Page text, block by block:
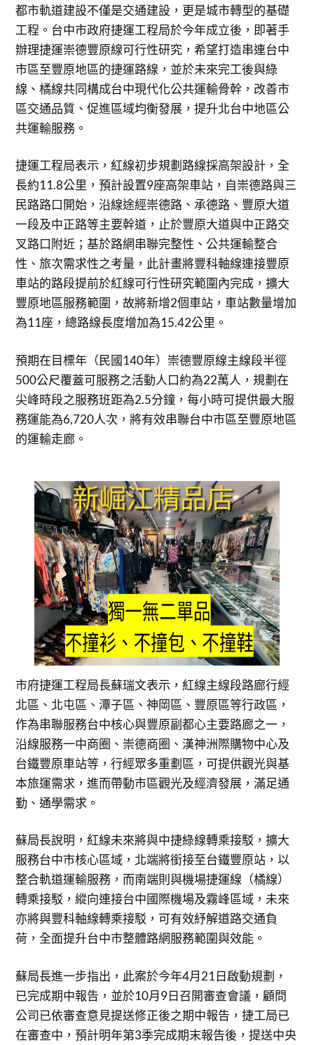
都市軌道建設不僅是交通建設，更是城市轉型的基礎
工程。台中市政府捷運工程局於今年成立後，即著手
辦理捷運崇德豐原線可行性研究，希望打造串連台中
市區至豐原地區的捷運路線，並於未來完工後與綠
線、橘線共同構成台中現代化公共運輸骨幹，改善市
區交通品質、促進區域均衡發展，提升北台中地區公
共運輸服務。
捷運工程局表示，紅線初步規劃路線採高架設計，全
長約11.8公里，預計設置9座高架車站，自崇德路與三
民路路口開始，沿線途經崇德路、承德路、豐原大道
一段及中正路等主要幹道，止於豐原大道與中正路交
叉路口附近；基於路網串聯完整性、公共運輸整合
性、旅次需求性之考量，此計畫將豐科軸線連接豐原
車站的路段提前於紅線可行性研究範圍內完成，擴大
豐原地區服務範圍，故將新增2個車站，車站數量增加
為11座，總路線長度增加為15.42公里。
預期在目標年（民國140年）崇德豐原線主線段半徑
500公尺覆蓋可服務之活動人口約為22萬人，規劃在
尖峰時段之服務班距為2.5分鐘，每小時可提供最大服
務運能為6,720人次，將有效串聯台中市區至豐原地區
的運輸走廊。
市府捷運工程局長蘇瑞文表示，紅線主線段路廊行經
北區、北屯區、潭子區、神岡區、豐原區等行政區，
作為串聯服務台中核心與豐原副都心主要路廊之一，
沿線服務一中商圈、崇德商圈、漢神洲際購物中心及
台鐵豐原車站等，行經眾多重劃區，可提供觀光與基
本旅運需求，進而帶動市區觀光及經濟發展，滿足通
勤、通學需求。
蘇局長說明，紅線未來將與中捷綠線轉乘接駁，擴大
服務台中市核心區域，北端將銜接至台鐵豐原站，以
整合軌道運輸服務，而南端則與機場捷運線（橘線）
轉乘接駁，縱向連接台中國際機場及霧峰區域，未來
亦將與豐科軸線轉乘接駁，可有效紓解道路交通負
荷，全面提升台中市整體路網服務範圍與效能。
蘇局長進一步指出，此案於今年4月21日啟動規劃，
已完成期中報告，並於10月9日召開審查會議，顧問
公司已依審查意見提送修正後之期中報告，捷工局已
在審查中，預計明年第3季完成期末報告後，提送中央